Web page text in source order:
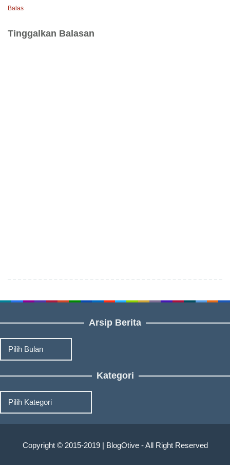
Balas
Tinggalkan Balasan
Arsip Berita
Kategori
Copyright © 2015-2019 | BlogOtive - All Right Reserved